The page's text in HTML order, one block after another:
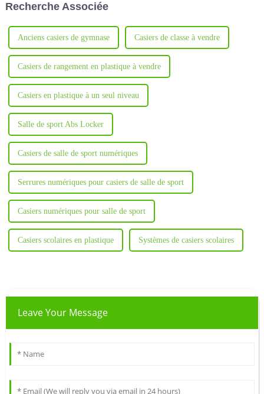
Recherche Associée
Anciens casiers de gymnase Casiers de classe à vendre
Casiers de rangement en plastique à vendre
Casiers en plastique à un seul niveau
Salle de sport Abs Locker
Casiers de salle de sport numériques
Serrures numériques pour casiers de salle de sport
Casiers numériques pour salle de sport
Casiers scolaires en plastique Systèmes de casiers scolaires
Leave Your Message